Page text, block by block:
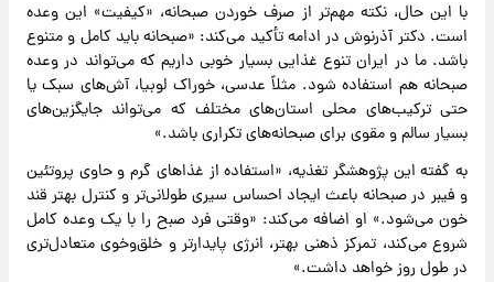
با این حال، نکته مهم‌تر از صرف خوردن صبحانه، «کیفیت» این وعده
است. دکتر آذرنوش در ادامه تأکید می‌کند: «صبحانه باید کامل و متنوع
باشد. ما در ایران تنوع غذایی بسیار خوبی داریم که می‌تواند در وعده
صبحانه هم استفاده شود. مثلاً عدسی، خوراک لوبیا، آش‌های سبک یا
حتی ترکیب‌های محلی استان‌های مختلف که می‌تواند جایگزین‌های
بسیار سالم و مقوی برای صبحانه‌های تکراری باشد.»
به گفته این پژوهشگر تغذیه، «استفاده از غذاهای گرم و حاوی پروتئین
و فیبر در صبحانه باعث ایجاد احساس سیری طولانی‌تر و کنترل بهتر قند
خون می‌شود.» او اضافه می‌کند: «وقتی فرد صبح را با یک وعده کامل
شروع می‌کند، تمرکز ذهنی بهتر، انرژی پایدارتر و خلق‌وخوی متعادل‌تری
در طول روز خواهد داشت.»